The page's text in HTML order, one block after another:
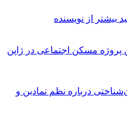
بیشتر از نویسنده
پروژه مسکن اجتماعی در ژاپن
درباره نظم نمادین و